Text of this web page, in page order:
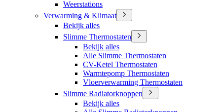
Weerstations
Verwarming & Klimaat
Bekijk alles
Slimme Thermostaten
Bekijk alles
Alle Slimme Thermostaten
CV-Ketel Thermostaten
Warmtepomp Thermostaten
Vloerverwarming Thermostaten
Slimme Radiatorknoppen
Bekijk alles